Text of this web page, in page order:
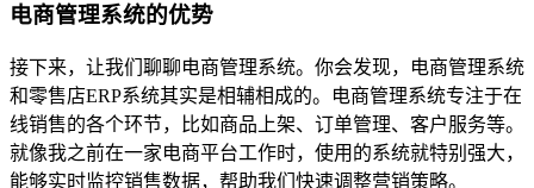
电商管理系统的优势
接下来，让我们聊聊电商管理系统。你会发现，电商管理系统
和零售店ERP系统其实是相辅相成的。电商管理系统专注于在
线销售的各个环节，比如商品上架、订单管理、客户服务等。
就像我之前在一家电商平台工作时，使用的系统就特别强大，
能够实时监控销售数据，帮助我们快速调整营销策略。